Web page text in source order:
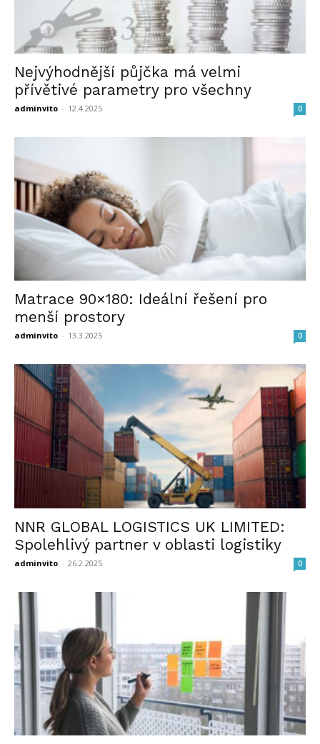
Nejvýhodnější půjčka má velmi
přívětivé parametry pro všechny
adminvito - 12.4.2025 0
Matrace 90×180: Ideální řešení pro
menší prostory
adminvito - 13.3.2025 0
NNR GLOBAL LOGISTICS UK LIMITED:
Spolehlivý partner v oblasti logistiky
adminvito - 26.2.2025 0